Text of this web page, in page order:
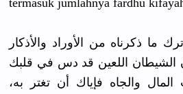
ما ذكرناه من الأوراد والأذكار
الشيطان اللعين قد دس في قلبك
والجاه فإياك أن تغتر به،